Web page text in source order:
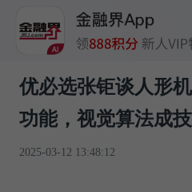
优必选张钜谈人形
功能，视觉算法成
2025-03-12 13:48:12